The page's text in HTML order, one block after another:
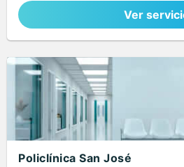
Ver
Policlínica San José